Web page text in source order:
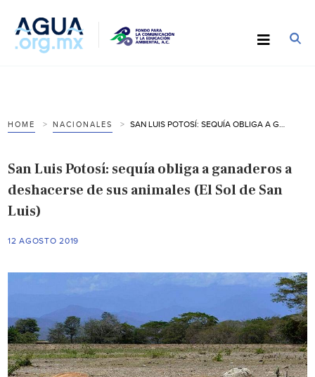
HOME NACIONALES
San Luis Potosí: sequía obliga a ganaderos a
deshacerse de sus animales (El Sol de San
Luis)
12 AGOSTO 2019